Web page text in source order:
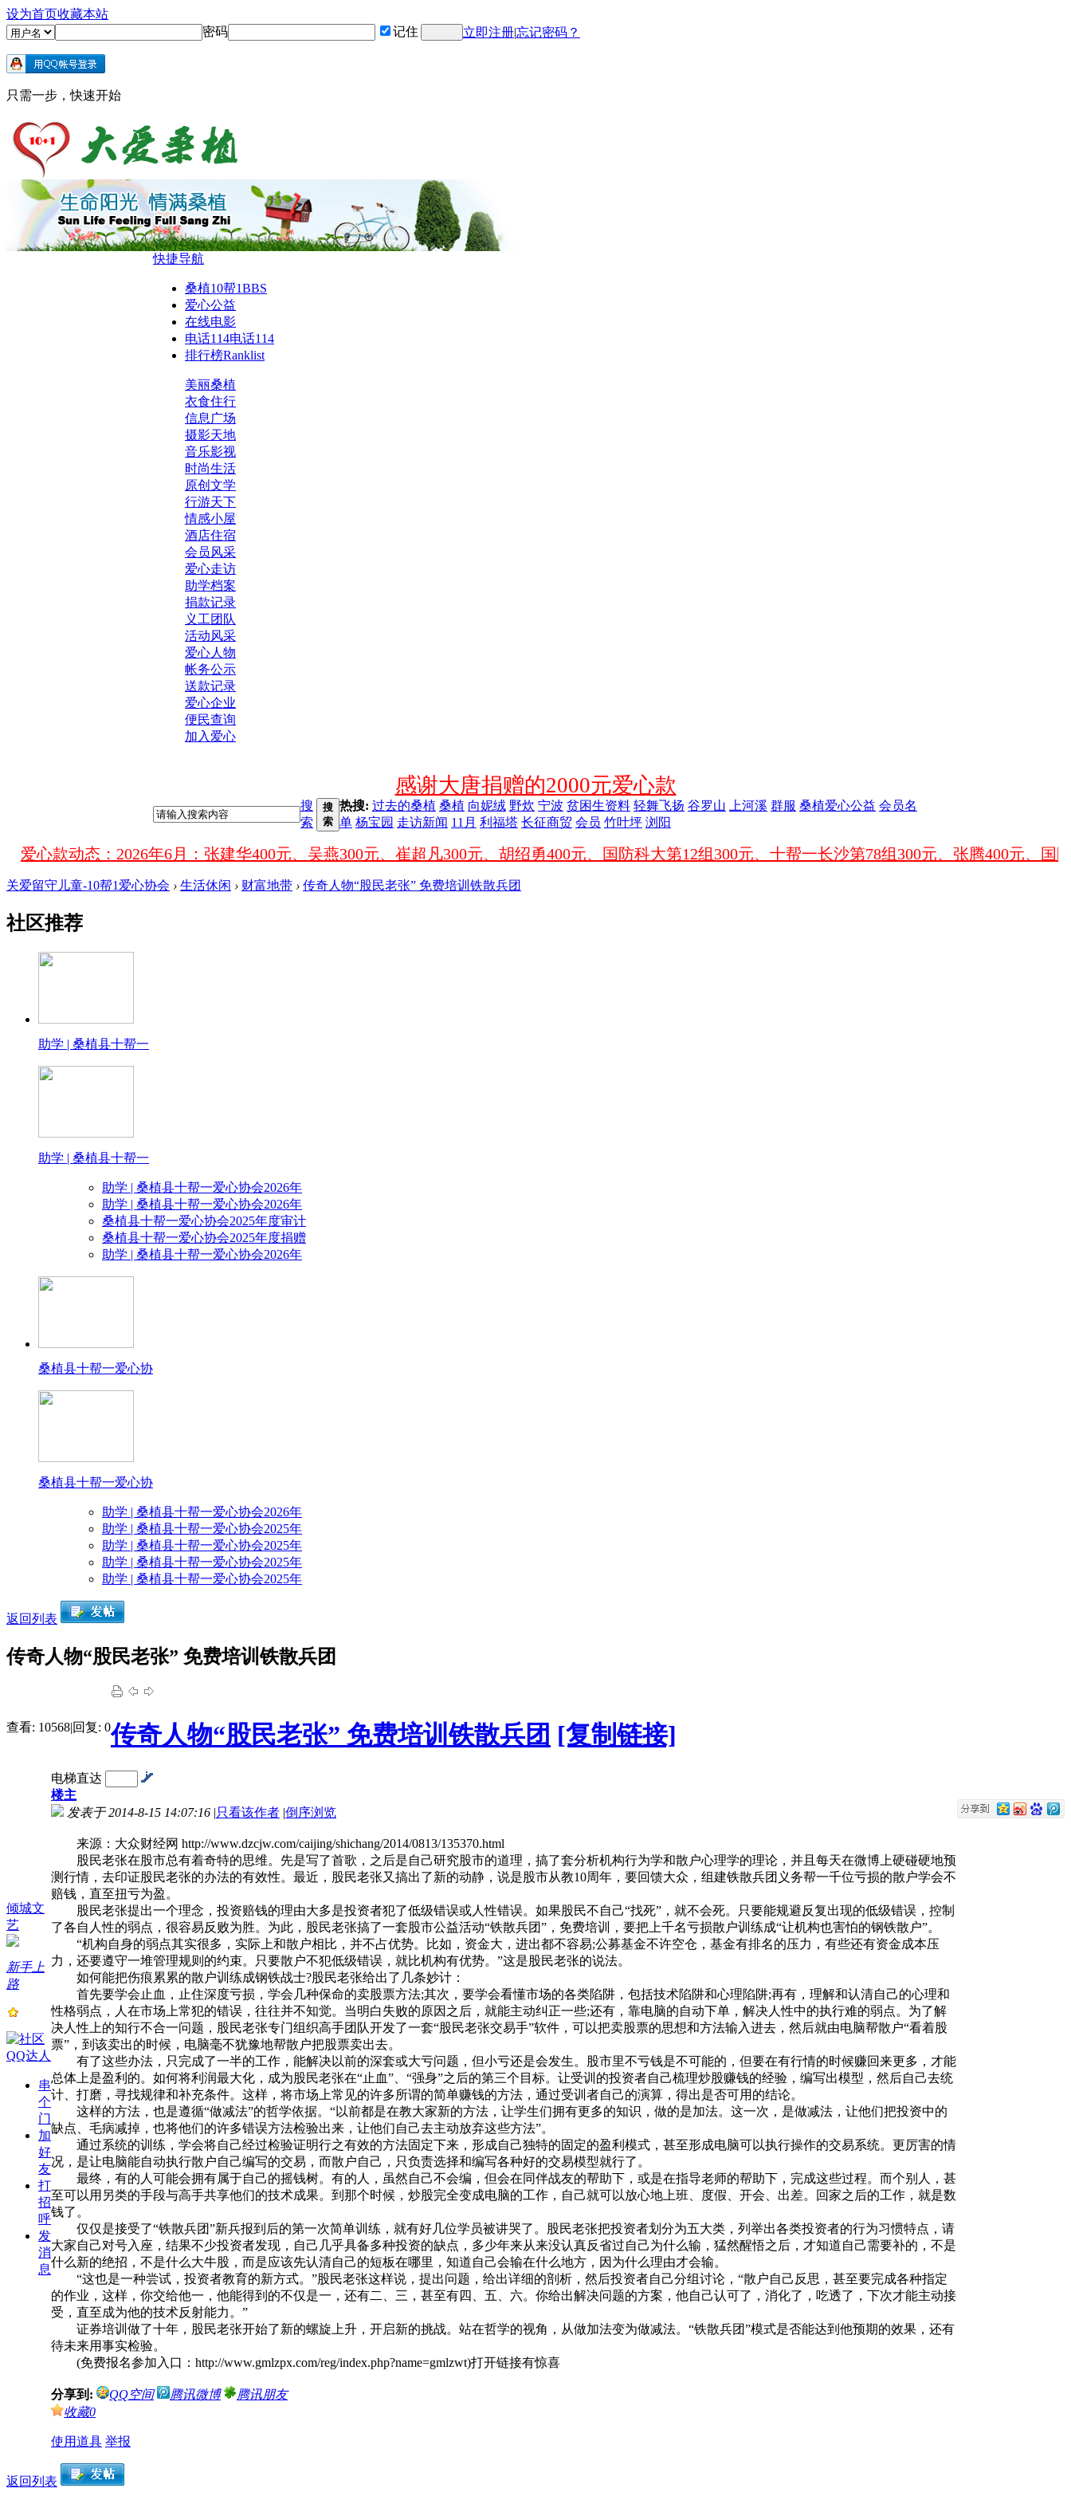
设为首页收藏本站
密码
记住 立即注册|忘记密码？
只需一步，快速开始
快捷导航
桑植10帮1BBS
爱心公益
在线电影
电话114电话114
排行榜Ranklist
美丽桑植
衣食住行
信息广场
摄影天地
音乐影视
时尚生活
原创文学
行游天下
情感小屋
酒店住宿
会员风采
爱心走访
助学档案
捐款记录
义工团队
活动风采
爱心人物
帐务公示
送款记录
爱心企业
便民查询
加入爱心
感谢大唐捐赠的2000元爱心款
感谢桑植县民政局为孩子赞助的100套学习用品
感谢桑植县澧源中学（老一中）为孩子们无私奉献的多媒体教室
感谢盼盼硅藻泥公司长沙分公司再次为10帮1爱心协会捐助1000元活动经费！
感谢李佳红为10帮1爱心协会捐助1500元夏令营活动经费！
感谢沉默为10帮1爱心协会捐助500元夏令营活动经费！
感谢桑植县民政局为10帮1爱心协会捐助15000元活动经费！
感谢盼盼硅藻泥公司长沙分公司为10帮1爱心协会捐助2000元网站服务器经费！
感谢楚德发为10帮1爱心协会捐助1000元活动经费！
感谢钟姐为10帮1爱心协会捐助1000元活动经费！
感谢奥克士照明为10帮1爱心协会捐助400元活动经费！
感谢钟高平为10帮1爱心协会捐助1000元活动经费！
感谢桑植环美苗圃覃遵银为10帮1爱心协会捐助2000元活动经费！
感谢徐作平为10帮1爱心协会捐助1000元活动经费！
感谢荣誉在心为10帮1爱心协会捐助 666元活动经费！
感谢覃利为10帮1爱心协会捐助 2000元活动经费！
感谢 放弃也是一种美 为10帮1爱心协会捐助 500元活动经费！
恭喜桑植10帮1爱心协会获得县委宣传部奖金 4000元！
搜
索
搜
索
热搜: 过去的桑植 桑植 向妮绒 野炊 宁波 贫困生资料 轻舞飞扬 谷罗山 上河溪 群服 桑植爱心公益 会员名
单 杨宝园 走访新闻 11月 利福塔 长征商贸 会员 竹叶坪 浏阳
爱心款动态：2026年6月：张建华
关爱留守儿童-10帮1爱心协会 › 生活休闲 › 财富地带 › 传奇人物“股民老张” 免费培训铁散兵团
社区推荐
助学 | 桑植县十帮一
助学 | 桑植县十帮一
助学 | 桑植县十帮一爱心协会2026年
助学 | 桑植县十帮一爱心协会2026年
桑植县十帮一爱心协会2025年度审计
桑植县十帮一爱心协会2025年度捐赠
助学 | 桑植县十帮一爱心协会2026年
桑植县十帮一爱心协
桑植县十帮一爱心协
助学 | 桑植县十帮一爱心协会2026年
助学 | 桑植县十帮一爱心协会2025年
助学 | 桑植县十帮一爱心协会2025年
助学 | 桑植县十帮一爱心协会2025年
助学 | 桑植县十帮一爱心协会2025年
返回列表
传奇人物“股民老张” 免费培训铁散兵团
查看: 10568|回复: 0传奇人物“股民老张” 免费培训铁散兵团 [复制链接]
倾城文
艺
新手上
路
串
个
门
加
好
友
打
招
呼
发
消
息
电梯直达
楼主
发表于 2014-8-15 14:07:16 |只看该作者 |倒序浏览
来源：大众财经网 http://www.dzcjw.com/caijing/shichang/2014/0813/135370.html
股民老张在股市总有着奇特的思维。先是写了首歌，之后是自己研究股市的道理，搞了套分析机构行为学和散户心理学的理论，并且每天在微博上硬碰硬地预
测行情，去印证股民老张的办法的有效性。最近，股民老张又搞出了新的动静，说是股市从教10周年，要回馈大众，组建铁散兵团义务帮一千位亏损的散户学会不
赔钱，直至扭亏为盈。
股民老张提出一个理念，投资赔钱的理由大多是投资者犯了低级错误或人性错误。如果股民不自己“找死”，就不会死。只要能规避反复出现的低级错误，控制
了各自人性的弱点，很容易反败为胜。为此，股民老张搞了一套股市公益活动“铁散兵团”，免费培训，要把上千名亏损散户训练成“让机构也害怕的钢铁散户”。
“机构自身的弱点其实很多，实际上和散户相比，并不占优势。比如，资金大，进出都不容易;公募基金不许空仓，基金有排名的压力，有些还有资金成本压
力，还要遵守一堆管理规则的约束。只要散户不犯低级错误，就比机构有优势。”这是股民老张的说法。
如何能把伤痕累累的散户训练成钢铁战士?股民老张给出了几条妙计：
首先要学会止血，止住深度亏损，学会几种保命的卖股票方法;其次，要学会看懂市场的各类陷阱，包括技术陷阱和心理陷阱;再有，理解和认清自己的心理和
性格弱点，人在市场上常犯的错误，往往并不知觉。当明白失败的原因之后，就能主动纠正一些;还有，靠电脑的自动下单，解决人性中的执行难的弱点。为了解
决人性上的知行不合一问题，股民老张专门组织高手团队开发了一套“股民老张交易手”软件，可以把卖股票的思想和方法输入进去，然后就由电脑帮散户“看着股
票”，到该卖出的时候，电脑毫不犹豫地帮散户把股票卖出去。
有了这些办法，只完成了一半的工作，能解决以前的深套或大亏问题，但小亏还是会发生。股市里不亏钱是不可能的，但要在有行情的时候赚回来更多，才能
总体上是盈利的。如何将利润最大化，成为股民老张在“止血”、“强身”之后的第三个目标。让受训的投资者自己梳理炒股赚钱的经验，编写出模型，然后自己去统
计、打磨，寻找规律和补充条件。这样，将市场上常见的许多所谓的简单赚钱的方法，通过受训者自己的演算，得出是否可用的结论。
这样的方法，也是遵循“做减法”的哲学依据。“以前都是在教大家新的方法，让学生们拥有更多的知识，做的是加法。这一次，是做减法，让他们把投资中的
缺点、毛病减掉，也将他们的许多错误方法检验出来，让他们自己去主动放弃这些方法”。
通过系统的训练，学会将自己经过检验证明行之有效的方法固定下来，形成自己独特的固定的盈利模式，甚至形成电脑可以执行操作的交易系统。更厉害的情
况，是让电脑能自动执行散户自己编写的交易，而散户自己，只负责选择和编写各种好的交易模型就行了。
最终，有的人可能会拥有属于自己的摇钱树。有的人，虽然自己不会编，但会在同伴战友的帮助下，或是在指导老师的帮助下，完成这些过程。而个别人，甚
至可以用另类的手段与高手共享他们的技术成果。到那个时候，炒股完全变成电脑的工作，自己就可以放心地上班、度假、开会、出差。回家之后的工作，就是数
钱了。
仅仅是接受了“铁散兵团”新兵报到后的第一次简单训练，就有好几位学员被讲哭了。股民老张把投资者划分为五大类，列举出各类投资者的行为习惯特点，请
大家自己对号入座，结果不少投资者发现，自己几乎具备多种投资的缺点，多少年来从来没认真反省过自己为什么输，猛然醒悟之后，才知道自己需要补的，不是
什么新的绝招，不是什么大牛股，而是应该先认清自己的短板在哪里，知道自己会输在什么地方，因为什么理由才会输。
“这也是一种尝试，投资者教育的新方式。”股民老张这样说，提出问题，给出详细的剖析，然后投资者自己分组讨论，“散户自己反思，甚至要完成各种指定
的作业，这样，你交给他一，他能得到的不仅是一，还有二、三，甚至有四、五、六。你给出解决问题的方案，他自己认可了，消化了，吃透了，下次才能主动接
受，直至成为他的技术反射能力。”
证券培训做了十年，股民老张开始了新的螺旋上升，开启新的挑战。站在哲学的视角，从做加法变为做减法。“铁散兵团”模式是否能达到他预期的效果，还有
待未来用事实检验。
(免费报名参加入口：http://www.gmlzpx.com/reg/index.php?name=gmlzwt)打开链接有惊喜
分享到: QQ空间 腾讯微博
腾讯朋友
收藏0
使用道具 举报
返回列表